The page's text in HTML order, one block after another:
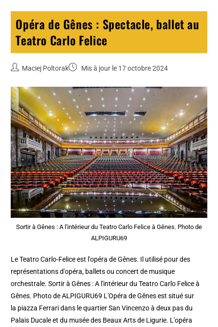
Opéra de Gênes : Spectacle, ballet au
Teatro Carlo Felice
Maciej Poltorak Mis à jour le 17 octobre 2024
Sortir à Gênes : A l'intérieur du Teatro Carlo Felice à Gênes. Photo de
ALPIGURU69
Le Teatro Carlo-Felice est l'opéra de Gênes. Il utilisé pour des
représentations d'opéra, ballets ou concert de musique
orchestrale. Sortir à Gênes : A l'intérieur du Teatro Carlo Felice à
Gênes. Photo de ALPIGURU69 L'Opéra de Gênes est situé sur
la piazza Ferrari dans le quartier San Vincenzo à deux pas du
Palais Ducale et du musée des Beaux Arts de Ligurie. L'opéra